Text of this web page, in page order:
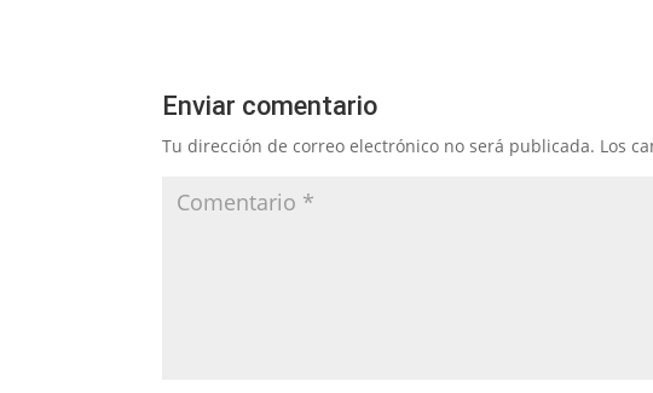
Enviar comentario
Tu dirección de correo electrónico no será publicada. Los